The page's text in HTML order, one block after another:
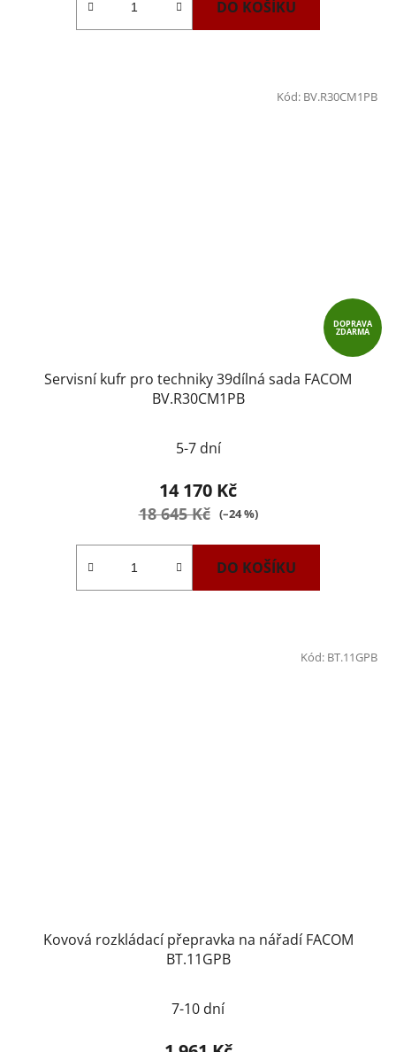
DO KOŠÍKU
DOPRAVA
ZDARMA
Servisní kufr pro techniky 39dílná sada FACOM
BV.R30CM1PB
5-7 dní
14 170 Kč
18 645 Kč (–24 %)
DO KOŠÍKU
Kód: BV.R30CM1PB
Kovová rozkládací přepravka na nářadí FACOM
BT.11GPB
hodnocení
produktu
7-10 dní
Kód: BT.11GPB